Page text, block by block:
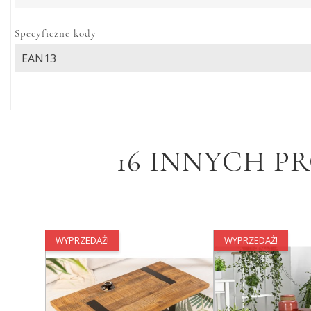
Specyficzne kody
EAN13
16 INNYCH
WYPRZEDAŻ! WYPRZEDAŻ!